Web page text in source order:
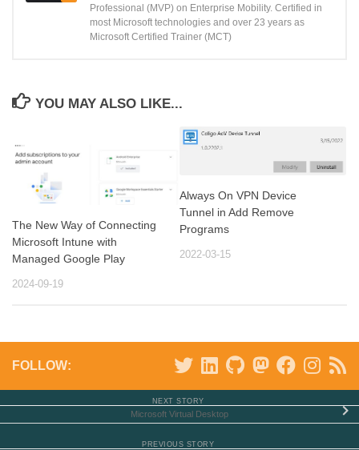
Professional (MVP) on Enterprise Mobility. Certified in
most Microsoft technologies and over 23 years as
Microsoft Certified Trainer (MCT)
YOU MAY ALSO LIKE...
The New Way of Connecting
Microsoft Intune with
Managed Google Play
2024-09-19
Always On VPN Device
Tunnel in Add Remove
Programs
2022-03-15
FOLLOW:
NEXT STORY
Microsoft Virtual Desktop
PREVIOUS STORY